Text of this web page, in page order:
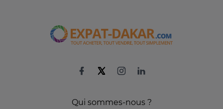
Qui sommes-nous ?